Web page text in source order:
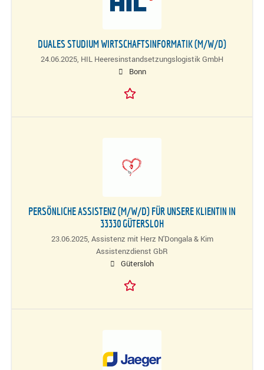
DUALES STUDIUM WIRTSCHAFTSINFORMATIK (M/W/D)
24.06.2025, HIL Heeresinstandsetzungslogistik GmbH
Bonn
PERSÖNLICHE ASSISTENZ (M/W/D) FÜR UNSERE KLIENTIN IN
33330 GÜTERSLOH
23.06.2025, Assistenz mit Herz N'Dongala & Kim
Assistenzdienst GbR
Gütersloh